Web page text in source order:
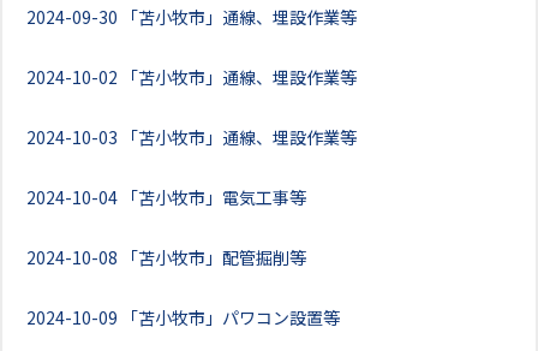
2024-09-30 「苫小牧市」通線、埋設作業等
2024-10-02 「苫小牧市」通線、埋設作業等
2024-10-03 「苫小牧市」通線、埋設作業等
2024-10-04 「苫小牧市」電気工事等
2024-10-08 「苫小牧市」配管掘削等
2024-10-09 「苫小牧市」パワコン設置等